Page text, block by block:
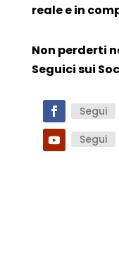
reale e in
Non perderti
Seguici sui
Segui
Segui